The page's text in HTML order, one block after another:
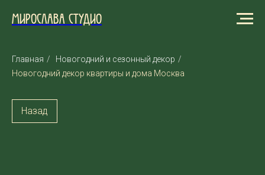
МИРОСЛАВА СТУДИО
Главная / Новогодний и сезонный декор /
Новогодний декор квартиры и дома Москва
Назад